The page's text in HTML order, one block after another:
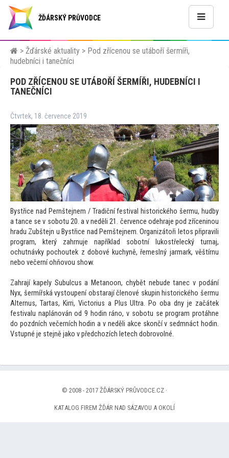
ŽĎÁRSKÝ PRŮVODCE
> Žďárské aktuality > Pod zřícenou se utáboří šermíři,
hudebníci i tanečníci
POD ZŘÍCENOU SE UTÁBOŘÍ ŠERMÍŘI, HUDEBNÍCI I
TANEČNÍCI
Čtvrtek, 18. července 2019
Bystřice nad Pernštejnem / Tradiční festival historického šermu, hudby
a tance se v sobotu 20. a v neděli 21. července odehraje pod zříceninou
hradu Zubštejn u Bystřice nad Pernštejnem. Organizátoři letos připravili
program, který zahrnuje například sobotní lukostřelecký turnaj,
ochutnávky pochoutek z dobové kuchyně, řemeslný jarmark, věštírnu
nebo večerní ohňovou show.
Zahrají kapely Subulcus a Metanoon, chybět nebude tanec v podání
Nyx, šermířská vystoupení obstarají členové skupin historického šermu
Alternus, Tartas, Kirri, Victorius a Plus Ultra. Po oba dny je začátek
festivalu naplánován od 9 hodin ráno, v sobotu se program protáhne
do pozdních večerních hodin a v neděli akce skončí v sedmnáct hodin.
Vstupné je stejně jako v předchozích letech dobrovolné.
© 2008 - 2017 ŽĎÁRSKÝ PRŮVODCE.CZ ·
KATALOG FIREM ŽĎÁR NAD SÁZAVOU A OKOLÍ